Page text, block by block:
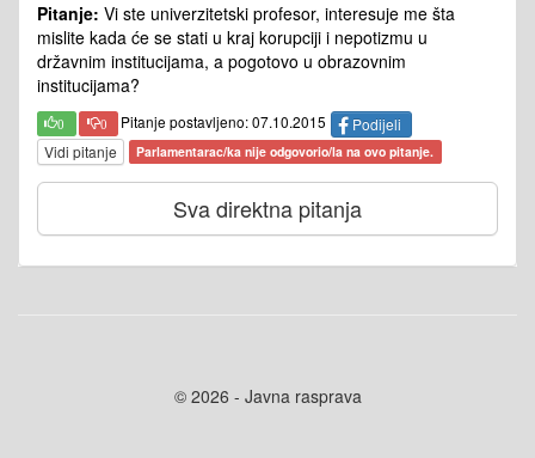
Pitanje: Vi ste univerzitetski profesor, interesuje me šta
mislite kada će se stati u kraj korupciji i nepotizmu u
državnim institucijama, a pogotovo u obrazovnim
institucijama?
0 0 Pitanje postavljeno: 07.10.2015
Podijeli
Vidi pitanje
Parlamentarac/ka nije odgovorio/la na ovo pitanje.
Sva direktna pitanja
© 2026 - Javna rasprava